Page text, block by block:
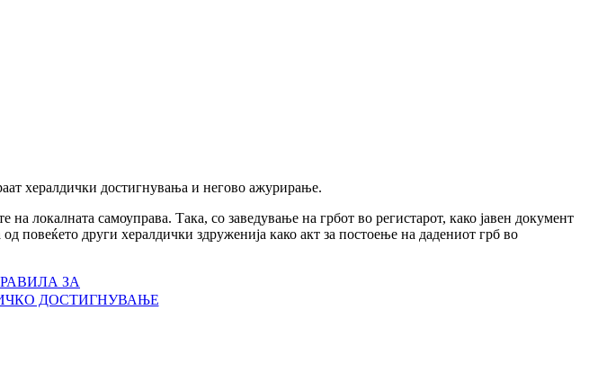
хералдички достигнувања и негово ажурирање.
локалната самоуправа. Така, со заведување на грбот во регистарот, како јавен документ
повеќето други хералдички здруженија како акт за постоење на дадениот грб во
ЗА
ДОСТИГНУВАЊЕ